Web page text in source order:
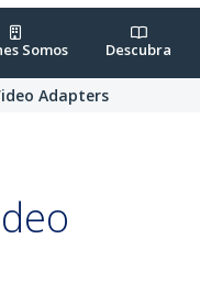
Somos Descubra
Adapters